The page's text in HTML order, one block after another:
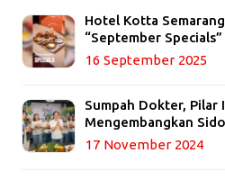
Hotel Kotta
“September Specials”
16 September 2025
Sumpah Dokter, Pilar
Mengembangkan
17 November 2024